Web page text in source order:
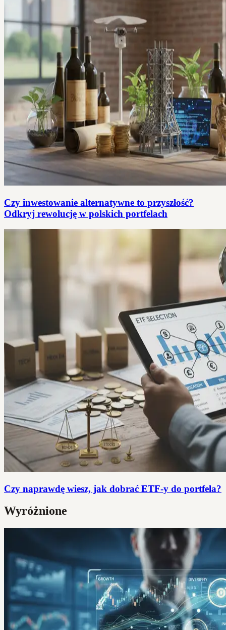
Czy inwestowanie alternatywne to przyszłość?
Odkryj rewolucję w polskich portfelach
Czy naprawdę wiesz, jak dobrać ETF-y do portfela?
Wyróżnione